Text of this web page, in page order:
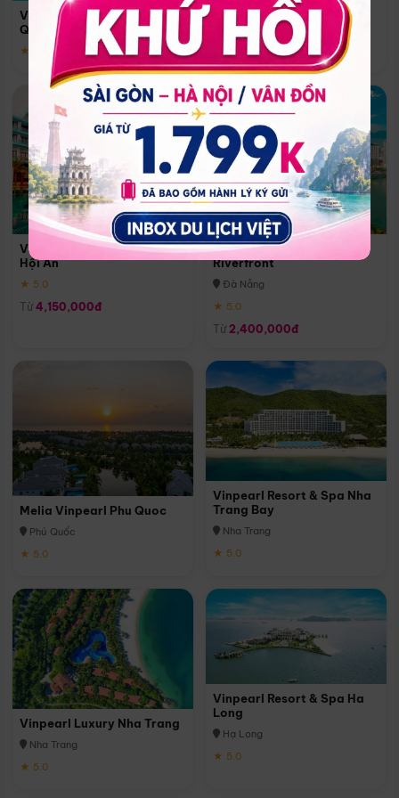
Vinpearl Resort & Spa Phu
Quoc
★ 5.0
Quoc
Phú Quốc
★ 5.0
Vinpearl Resort & Golf Nam
Hội An
★ 5.0
Từ 4,150,000đ
Melia Vinpearl Danang
Riverfront
Đà Nẵng
★ 5.0
Từ 2,400,000đ
Melia Vinpearl Phu Quoc
Phú Quốc
★ 5.0
Vinpearl Resort & Spa Nha
Trang Bay
Nha Trang
★ 5.0
Vinpearl Luxury Nha Trang
Nha Trang
★ 5.0
Vinpearl Resort & Spa Ha
Long
Hạ Long
★ 5.0